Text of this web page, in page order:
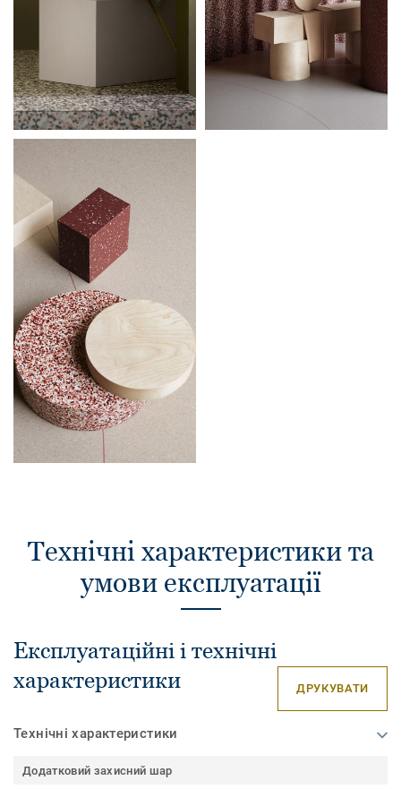
Технічні характеристики та
умови експлуатації
Експлуатаційні і технічні
характеристики
ДРУКУВАТИ
Технічні характеристики
Додатковий захисний шар